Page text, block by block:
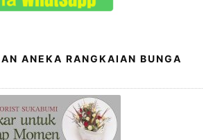
ANEKA RANGKAIAN BUNGA